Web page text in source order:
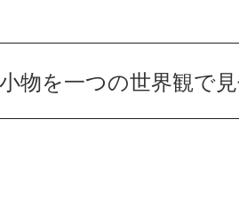
物を一つの世界観で